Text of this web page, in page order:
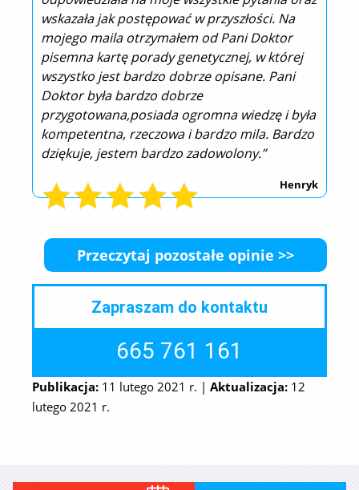
wskazała jak postępować w przyszłości. Na
mojego maila otrzymałem od Pani Doktor
pisemna kartę porady genetycznej, w której
wszystko jest bardzo dobrze opisane. Pani
Doktor była bardzo dobrze
przygotowana,posiada ogromna wiedzę i była
kompetentna, rzeczowa i bardzo mila. Bardzo
dziękuje, jestem bardzo zadowolony.”
Henryk
Przeczytaj pozostałe opinie >>
Zapraszam do kontaktu
665 761 161
Publikacja: 11 lutego 2021 r. | Aktualizacja: 12
lutego 2021 r.